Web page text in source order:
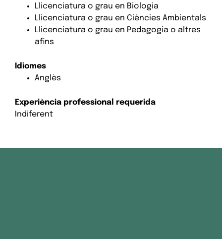
Llicenciatura o grau en Biologia
Llicenciatura o grau en Ciències Ambientals
Llicenciatura o grau en Pedagogia o altres
afins
Idiomes
Anglès
Experiència professional requerida
Indiferent